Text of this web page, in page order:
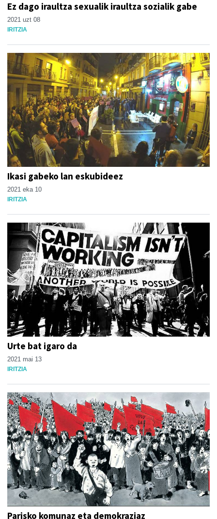
Ez dago iraultza sexualik iraultza sozialik gabe
2021 uzt 08
IRITZIA
Ikasi gabeko lan eskubideez
2021 eka 10
IRITZIA
Urte bat igaro da
2021 mai 13
IRITZIA
Parisko komunaz eta demokraziaz